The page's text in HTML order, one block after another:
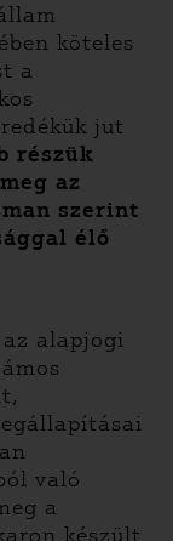
köteles
a
jut
részük
az
szerint
élő
alapjogi
való
a
készült